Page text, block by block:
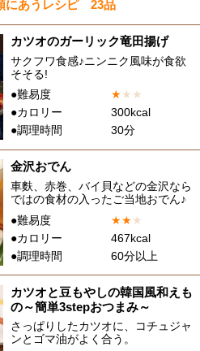
にあうレシピ 23品
カツオのガーリック竜田揚げ
サクフワ食感♪ニンニク風味が食欲
そそる!
●難易度
★★ ★
●カロリー
300kcal
●調理時間
30分
金沢おでん
車麩、赤巻、バイ貝などの金沢なら
ではの食材の入ったご当地おでん♪
●難易度
★★★
●カロリー
467kcal
●調理時間
60分以上
カツオと豆もやしの韓国風和えも
の～簡単3stepおつまみ～
さっぱりしたカツオに、コチュジャ
ンとゴマ油がよく合う。